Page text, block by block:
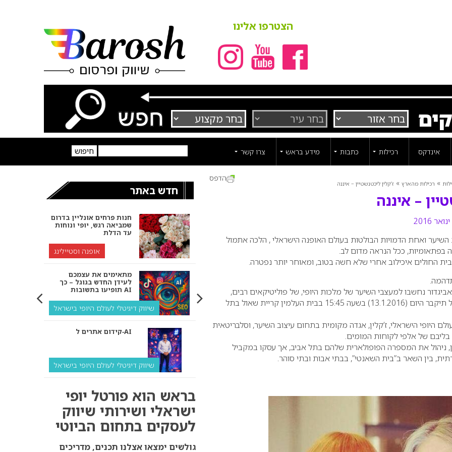
הצטרפו אלינו
אינדקס רכילות כתבות מידע בראש צרו קשר
» רכילות מהארץ » ז’קלין ליכטנשטיין – איננה
– איננה
הדפס
השיער ואחת הדמויות הבולטות בעולם האופנה הישראלי , הלכה אתמול
החולים איכילוב אחרי שלא חשה בטוב, ומאוחר יותר נפטרה.
נחשבו למעצבי השיער של מלכות היופי, של פוליטיקאים רבים,
דוגמניות ומפורסמים בכלל תיקבר היום (13.1.2016) בשעה 15:45 בבית העלמין קריית שאול בתל
בעולם היופי הישראלי, ז’קלין, אגדה מקומית בתחום עיצוב השיער, וסלבריטאית
של אלפי לקוחות המומים.
ניהול את המספרה הפופולארית שלהם בתל אביב, אך עסקו במקביל
בין השאר ב”בית השאנטי”, בבתי אבות ובתי סוהר.
חדש באתר
חנות פרחים אונליין בדרום
שמביאה רגש, יופי ונוחות
עד הדלת
אופנה וסטיילינג
מתאימים את עצמכם
לעידן החדש בגוגל – כך
תופיעו בתשובות AI
שיווק דיגיטלי לעולם היופי בישראל
קידום אתרים ל‑AI
שיווק דיגיטלי לעולם היופי בישראל
ולמה העסק שלך צריך
שיווק דיגיטלי לעסקים
קידום ל‑AI לעומת קידום
בראש הוא פורטל יופי
ישראלי ושירותי שיווק
לעסקים בתחום הביוטי
גולשים ימצאו אצלנו תכנים, מדריכים